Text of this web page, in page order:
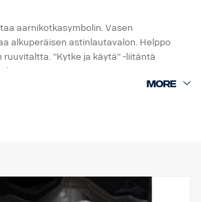
aarnikotkasymbolin. Vasen
alkuperäisen astinlautavalon. Helppo
ruuvitaltta. "Kytke ja käytä" -liitäntä
autoihin, joissa on tehdasasenteiset